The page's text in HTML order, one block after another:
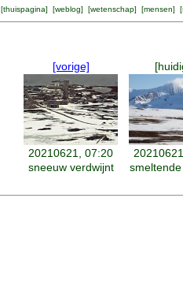
[thuispagina] [weblog] [wetenschap] [mensen] [
[vorige]
20210621, 07:20
sneeuw verdwijnt